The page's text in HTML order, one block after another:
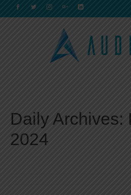
Daily Archives:
2024